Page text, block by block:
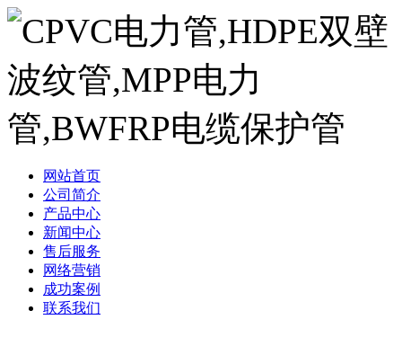
网站首页
公司简介
产品中心
新闻中心
售后服务
网络营销
成功案例
联系我们